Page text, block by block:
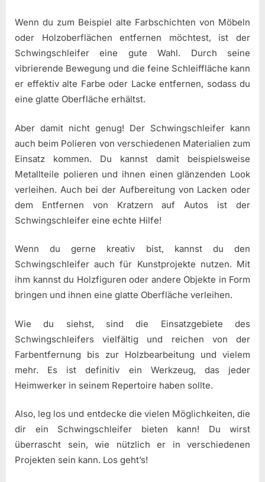
Wenn du zum Beispiel alte Farbschichten von Möbeln
oder Holzoberflächen entfernen möchtest, ist der
Schwingschleifer eine gute Wahl. Durch seine
vibrierende Bewegung und die feine Schleiffläche kann
er effektiv alte Farbe oder Lacke entfernen, sodass du
eine glatte Oberfläche erhältst.
Aber damit nicht genug! Der Schwingschleifer kann
auch beim Polieren von verschiedenen Materialien zum
Einsatz kommen. Du kannst damit beispielsweise
Metallteile polieren und ihnen einen glänzenden Look
verleihen. Auch bei der Aufbereitung von Lacken oder
dem Entfernen von Kratzern auf Autos ist der
Schwingschleifer eine echte Hilfe!
Wenn du gerne kreativ bist, kannst du den
Schwingschleifer auch für Kunstprojekte nutzen. Mit
ihm kannst du Holzfiguren oder andere Objekte in Form
bringen und ihnen eine glatte Oberfläche verleihen.
Wie du siehst, sind die Einsatzgebiete des
Schwingschleifers vielfältig und reichen von der
Farbentfernung bis zur Holzbearbeitung und vielem
mehr. Es ist definitiv ein Werkzeug, das jeder
Heimwerker in seinem Repertoire haben sollte.
Also, leg los und entdecke die vielen Möglichkeiten, die
dir ein Schwingschleifer bieten kann! Du wirst
überrascht sein, wie nützlich er in verschiedenen
Projekten sein kann. Los geht’s!